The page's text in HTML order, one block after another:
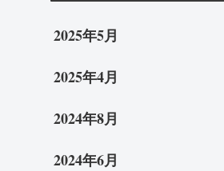
2025年5月
2025年4月
2024年8月
2024年6月